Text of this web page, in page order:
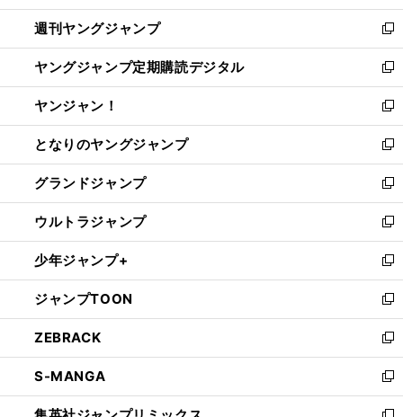
開
く
ウ
で
開
く
ン
ド
ウ
で
開
く
ウ
ィ
ン
ド
ウ
で
開
く
週刊ヤングジャンプ
新
し
い
ウ
ィ
ン
ド
ウ
で
開
く
ヤングジャンプ定期購読デジタル
新
し
い
ウ
ィ
ン
ド
ウ
で
開
く
ヤンジャン！
新
し
い
ウ
ィ
ン
ド
ウ
で
開
く
となりのヤングジャンプ
新
し
い
ウ
ィ
ン
ド
ウ
で
開
く
グランドジャンプ
新
し
い
ウ
ィ
ン
ド
ウ
で
開
く
ウルトラジャンプ
新
し
い
ウ
ィ
ン
ド
ウ
で
開
少年ジャンプ+
新
し
い
ウ
ィ
ン
ド
ウ
ジャンプTOON
新
し
い
ウ
ィ
ン
ZEBRACK
新
し
い
ウ
S-MANGA
新
し